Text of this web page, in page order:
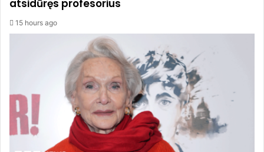
atsidūręs profesorius
15 hours ago